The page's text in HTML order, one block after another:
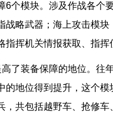
个模块。涉及作战各个
略武器；海上攻击模块
挥机关情报获取、指挥
了装备保障的地位。往
地位得到提升，这个模
共包括越野车、抢修车